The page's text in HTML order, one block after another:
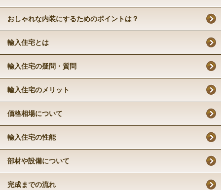
おしゃれな内装にするためのポイントは？
輸入住宅とは
輸入住宅の疑問・質問
輸入住宅のメリット
価格相場について
輸入住宅の性能
部材や設備について
完成までの流れ